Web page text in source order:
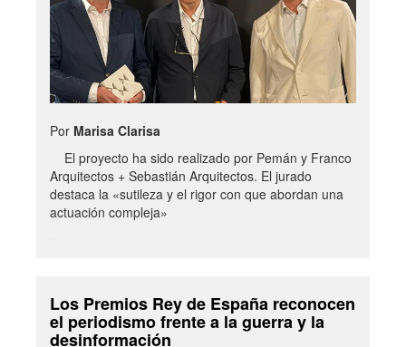
Por Marisa Clarisa
El proyecto ha sido realizado por Pemán y Franco
Arquitectos + Sebastián Arquitectos. El jurado
destaca la «sutileza y el rigor con que abordan una
actuación compleja»
Los Premios Rey de España reconocen
el periodismo frente a la guerra y la
desinformación